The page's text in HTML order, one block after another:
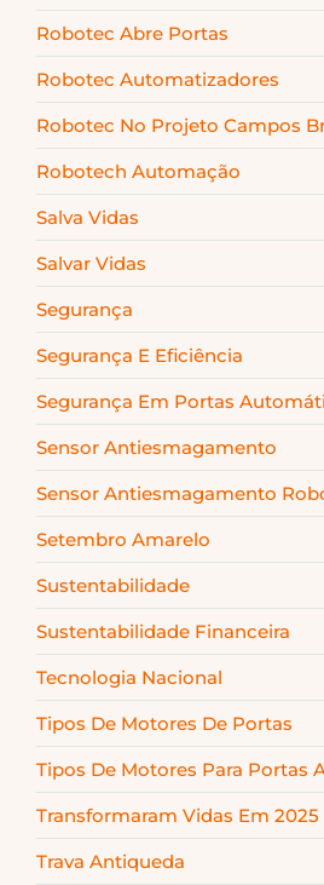
Robotec Abre Portas
Robotec Automatizadores
Robotec No Projeto Campos
Robotech Automação
Salva Vidas
Salvar Vidas
Segurança
Segurança E Eficiência
Segurança Em Portas
Sensor Antiesmagamento
Sensor Antiesmagamento
Setembro Amarelo
Sustentabilidade
Sustentabilidade Financeira
Tecnologia Nacional
Tipos De Motores De Portas
Tipos De Motores Para Portas
Transformaram Vidas Em 2025
Trava Antiqueda